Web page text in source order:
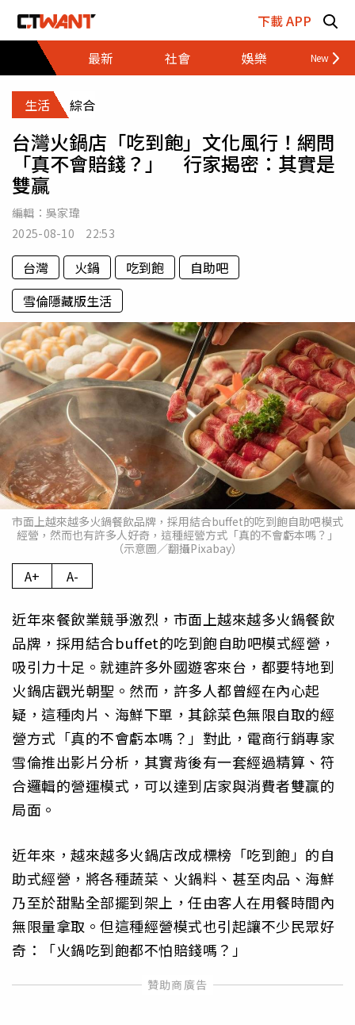
下載 APP
最新
社會 娛樂 財經
生活 綜合
台灣火鍋店「吃到飽」文化風行！網問
「真不會賠錢？」 行家揭密：其實是
雙贏
編輯： 吳家瑋
2025-08-10 22:53
台灣 火鍋 吃到飽
自助吧
雪倫隱藏版生活
市面上越來越多火鍋餐飲品牌，採用結合buffet的吃到飽自助吧模式
經營，然而也有許多人好奇，這種經營方式「真的不會虧本嗎？」
（示意圖／翻攝Pixabay）
A+ A-
近年來餐飲業競爭激烈，市面上越來越多火鍋餐飲
品牌，採用結合buffet的吃到飽自助吧模式經營，
吸引力十足。就連許多外國遊客來台，都要特地到
火鍋店觀光朝聖。然而，許多人都曾經在內心起
疑，這種肉片、海鮮下單，其餘菜色無限自取的經
營方式「真的不會虧本嗎？」對此，電商行銷專家
雪倫推出影片分析，其實背後有一套經過精算、符
合邏輯的營運模式，可以達到店家與消費者雙贏的
局面。
近年來，越來越多火鍋店改成標榜「吃到飽」的自
助式經營，將各種蔬菜、火鍋料、甚至肉品、海鮮
乃至於甜點全部擺到架上，任由客人在用餐時間內
無限量拿取。但這種經營模式也引起讓不少民眾好
奇：「火鍋吃到飽都不怕賠錢嗎？」